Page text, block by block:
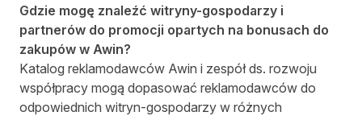
Gdzie mogę znaleźć witryny-gospodarzy i
partnerów do promocji opartych na bonusach do
zakupów w Awin?
Katalog reklamodawców Awin i zespół ds. rozwoju
współpracy mogą dopasować reklamodawców do
odpowiednich witryn-gospodarzy w różnych